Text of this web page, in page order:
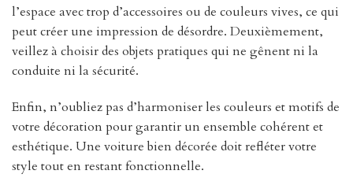
l’espace avec trop d’accessoires ou de couleurs vives, ce qui
peut créer une impression de désordre. Deuxièmement,
veillez à choisir des objets pratiques qui ne gênent ni la
conduite ni la sécurité.
Enfin, n’oubliez pas d’harmoniser les couleurs et motifs de
votre décoration pour garantir un ensemble cohérent et
esthétique. Une voiture bien décorée doit refléter votre
style tout en restant fonctionnelle.